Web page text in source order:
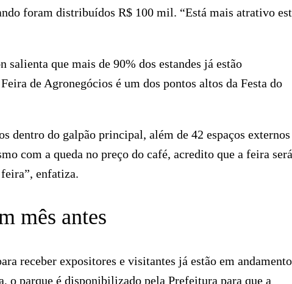
foram distribuídos R$ 100 mil. “Está mais atrativo
salienta que mais de 90% dos estandes já estão
de Agronegócios é um dos pontos altos da Festa do
dentro do galpão principal, além de 42 espaços externos
com a queda no preço do café, acredito que a feira
enfatiza.
mês antes
receber expositores e visitantes já estão em
o parque é disponibilizado pela Prefeitura para que a